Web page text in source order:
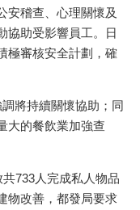
安稽查、心理關懷及
協助受影響員工。日
極審核安全計劃，確
將持續關懷協助；同
大的餐飲業加強查
733人完成私人物品
物改善，都發局要求